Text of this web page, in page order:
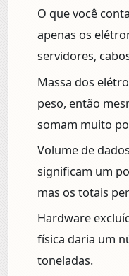
O que você
apenas os
servidores,
Massa dos
peso, então
somam muito
Volume de
significam um
mas os totais
Hardware
física daria um
toneladas.